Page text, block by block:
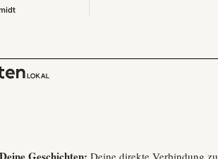
Geschichten: Deine direkte Verbindung zu